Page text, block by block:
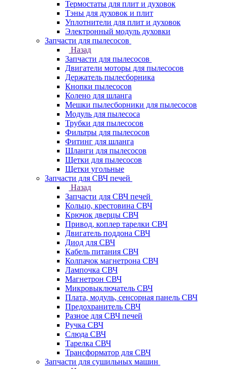
Термостаты для плит и духовок
Тэны для духовок и плит
Уплотнители для плит и духовок
Электронный модуль духовки
Запчасти для пылесосов
Назад
Запчасти для пылесосов
Двигатели моторы для пылесосов
Держатель пылесборника
Кнопки пылесосов
Колено для шланга
Мешки пылесборники для пылесосов
Модуль для пылесоса
Трубки для пылесосов
Фильтры для пылесосов
Фитинг для шланга
Шланги для пылесосов
Щетки для пылесосов
Щетки угольные
Запчасти для СВЧ печей
Назад
Запчасти для СВЧ печей
Кольцо, крестовина СВЧ
Крючок дверцы СВЧ
Привод, коплер тарелки СВЧ
Двигатель поддона СВЧ
Диод для СВЧ
Кабель питания СВЧ
Колпачок магнетрона СВЧ
Лампочка СВЧ
Магнетрон СВЧ
Микровыключатель СВЧ
Плата, модуль, сенсорная панель СВЧ
Предохранитель СВЧ
Разное для СВЧ печей
Ручка СВЧ
Слюда СВЧ
Тарелка СВЧ
Трансформатор для СВЧ
Запчасти для сушильных машин